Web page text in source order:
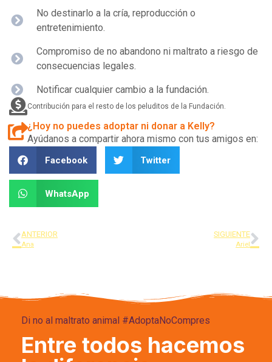
No destinarlo a la cría, reproducción o
entretenimiento.
Compromiso de no abandono ni maltrato a riesgo de
consecuencias legales.
Notificar cualquier cambio a la fundación.
Contribución para el resto de los peluditos de la Fundación.
¿Hoy no puedes adoptar ni donar a Kelly?
Ayúdanos a compartir ahora mismo con tus amigos en:
Facebook Twitter
WhatsApp
ANTERIOR
Ana
SIGUIENTE
Ariel
Di no al maltrato animal #AdoptaNoCompres
Entre todos hacemos